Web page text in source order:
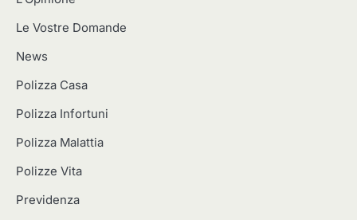
Le Vostre Domande
News
Polizza Casa
Polizza Infortuni
Polizza Malattia
Polizze Vita
Previdenza